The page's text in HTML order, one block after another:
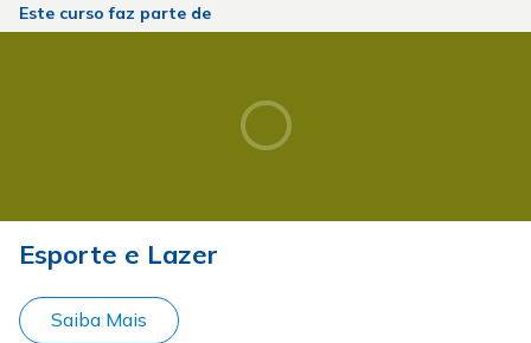
Este curso faz parte de
Esporte e Lazer
Saiba Mais